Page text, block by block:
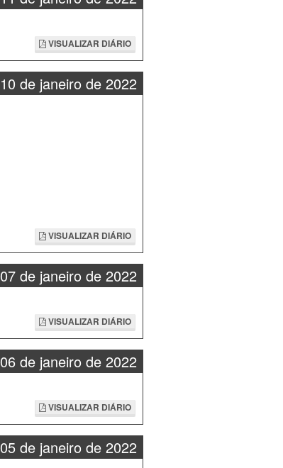
VISUALIZAR DIÁRIO
10 de janeiro de 2022
VISUALIZAR DIÁRIO
07 de janeiro de 2022
VISUALIZAR DIÁRIO
06 de janeiro de 2022
VISUALIZAR DIÁRIO
05 de janeiro de 2022